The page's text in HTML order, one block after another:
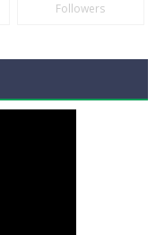
Followers